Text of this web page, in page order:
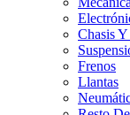
Chasis
Frenos
Llantas